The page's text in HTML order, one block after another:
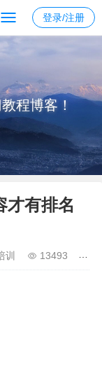
登录/注册
程博客！
才有排名
训 13493